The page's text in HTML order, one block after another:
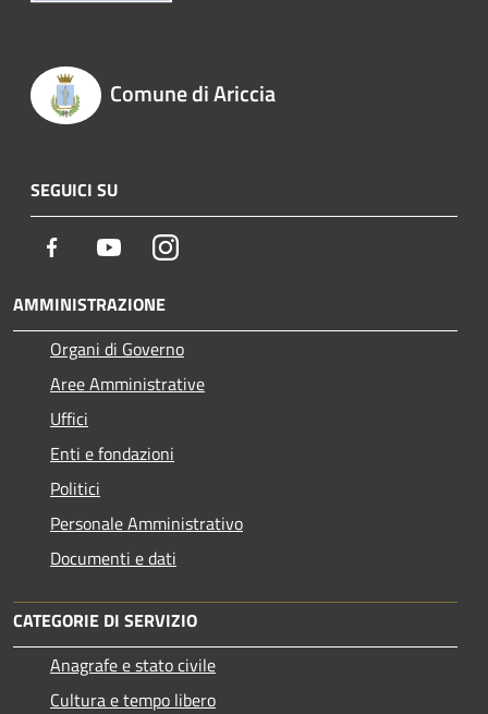
Comune di Ariccia
SEGUICI SU
Facebook YoutubeInstagram
AMMINISTRAZIONE
Organi di Governo
Aree Amministrative
Uffici
Enti e fondazioni
Politici
Personale Amministrativo
Documenti e dati
CATEGORIE DI SERVIZIO
Anagrafe e stato civile
Cultura e tempo libero